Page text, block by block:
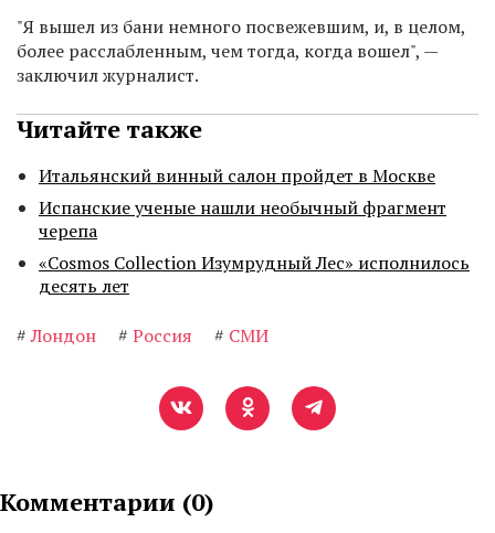
"Я вышел из бани немного посвежевшим, и, в целом,
более расслабленным, чем тогда, когда вошел", —
заключил журналист.
Читайте также
Итальянский винный салон пройдет в Москве
Испанские ученые нашли необычный фрагмент
черепа
«Cosmos Collection Изумрудный Лес» исполнилось
десять лет
# Лондон # Россия # СМИ
Комментарии (0)